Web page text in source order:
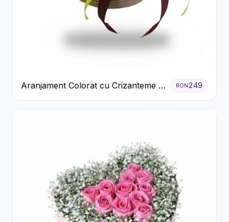
Aranjament Colorat cu Crizanteme în
Cutie Rustică
RON249